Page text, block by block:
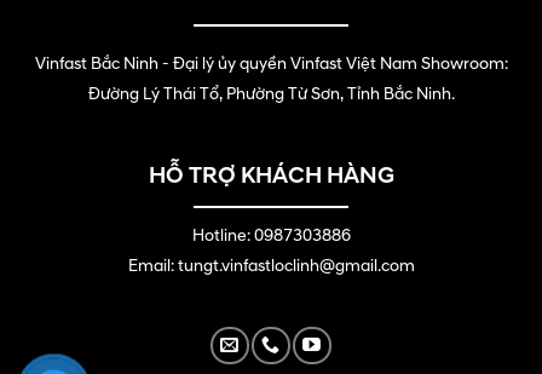
Vinfast Bắc Ninh - Đại lý ủy quyền Vinfast Việt Nam Showroom:
Đường Lý Thái Tổ, Phường Từ Sơn, Tỉnh Bắc Ninh.
HỖ TRỢ KHÁCH HÀNG
Hotline: 0987303886
Email: tungt.vinfastloclinh@gmail.com